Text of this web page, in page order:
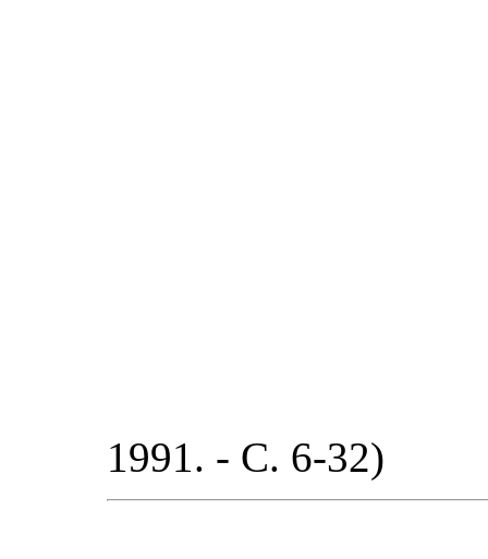
1991. - С. 6-32)